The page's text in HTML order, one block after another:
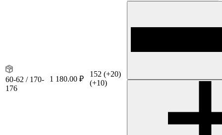
60-62 / 170-
176
1 180.00 ₽
152 (+20)
(+10)